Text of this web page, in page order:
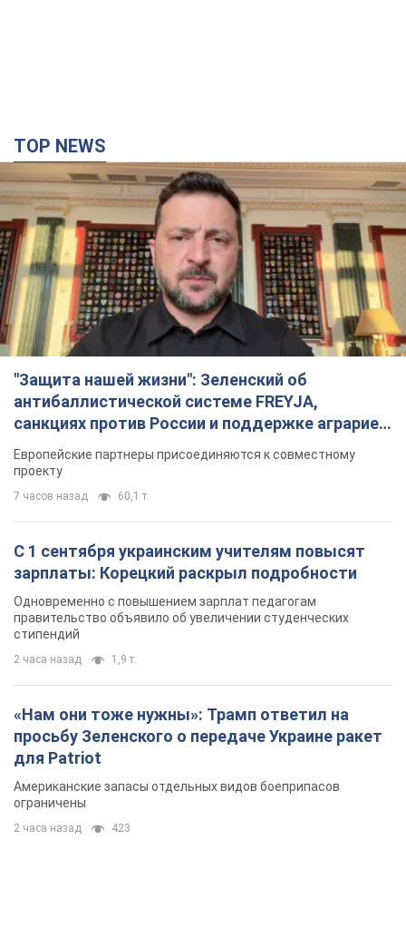
TOP NEWS
"Защита нашей жизни": Зеленский об
антибаллистической системе FREYJA,
санкциях против России и поддержке аграриев.
Видео
Европейские партнеры присоединяются к совместному
проекту
7 часов назад 60,1 т.
С 1 сентября украинским учителям повысят
зарплаты: Корецкий раскрыл подробности
Одновременно с повышением зарплат педагогам
правительство объявило об увеличении студенческих
стипендий
2 часа назад 1,9 т.
«Нам они тоже нужны»: Трамп ответил на
просьбу Зеленского о передаче Украине ракет
для Patriot
Американские запасы отдельных видов боеприпасов
ограничены
2 часа назад 423